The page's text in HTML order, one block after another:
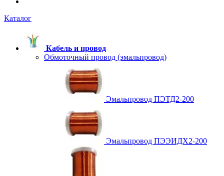
Каталог
Кабель и провод
Обмоточный провод (эмальпровод)
Эмальпровод ПЭТД2-200
Эмальпровод ПЭЭИДХ2-200